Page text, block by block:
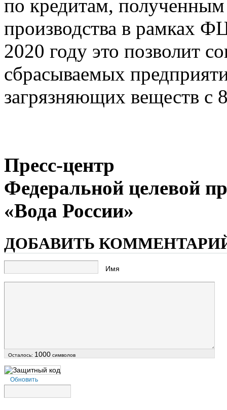
по кредитам,
производства в рамках
2020 году это позволит
сбрасываемых
загрязняющих веществ с
Пресс-центр
Федеральной целевой
«Вода России»
ДОБАВИТЬ
Имя
Осталось: 1000 символов
Обновить